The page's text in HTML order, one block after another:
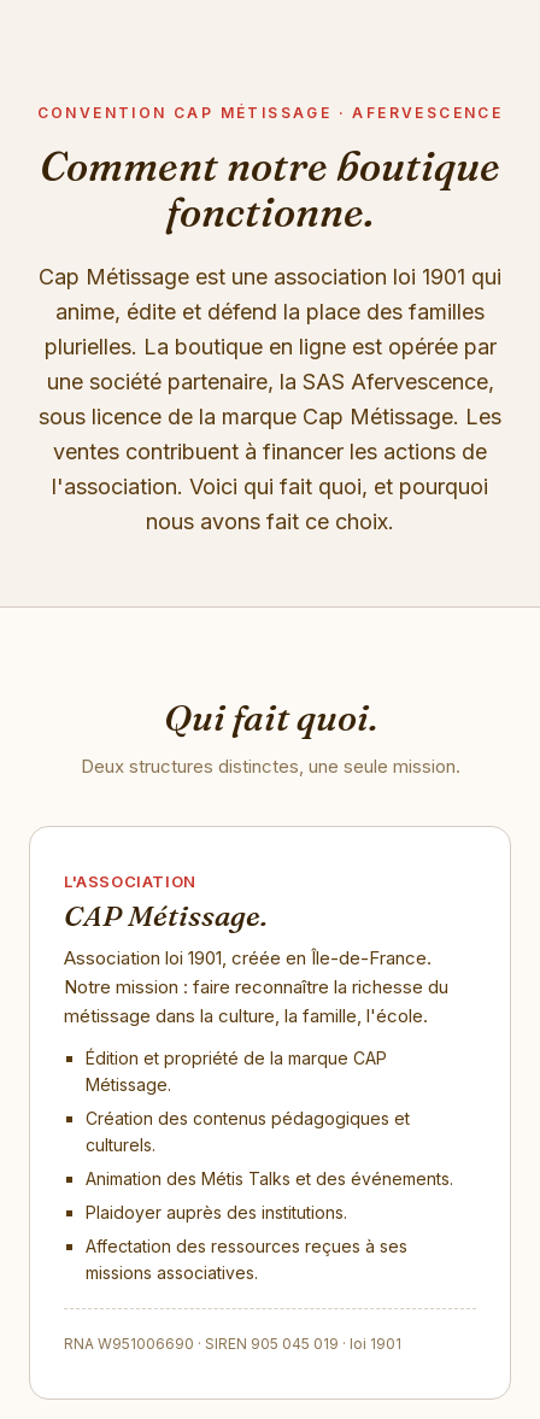
CONVENTION CAP MÉTISSAGE · AFERVESCENCE
Comment notre boutique
fonctionne.
Cap Métissage est une association loi 1901 qui
anime, édite et défend la place des familles
plurielles. La boutique en ligne est opérée par
une société partenaire, la SAS Afervescence,
sous licence de la marque Cap Métissage. Les
ventes contribuent à financer les actions de
l'association. Voici qui fait quoi, et pourquoi
nous avons fait ce choix.
Qui fait quoi.
Deux structures distinctes, une seule mission.
L'ASSOCIATION
CAP Métissage.
Association loi 1901, créée en Île-de-France.
Notre mission : faire reconnaître la richesse du
métissage dans la culture, la famille, l'école.
Édition et propriété de la marque CAP
Métissage.
Création des contenus pédagogiques et
culturels.
Animation des Métis Talks et des événements.
Plaidoyer auprès des institutions.
Affectation des ressources reçues à ses
missions associatives.
RNA W951006690 · SIREN 905 045 019 · loi 1901